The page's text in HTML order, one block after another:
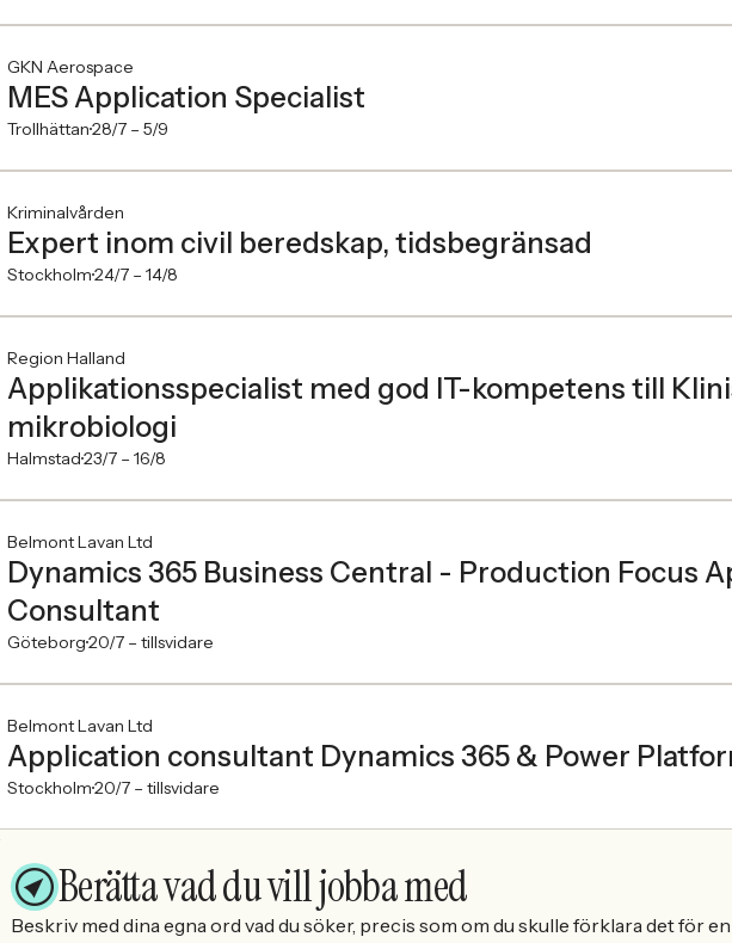
GKN Aerospace
MES Application Specialist
Trollhättan28/7 – 5/9
Kriminalvården
Expert inom civil beredskap, tidsbegränsad
Stockholm24/7 – 14/8
Region Halland
Applikationsspecialist med god IT-kompetens till
mikrobiologi
Halmstad23/7 – 16/8
Belmont Lavan Ltd
Dynamics 365 Business Central - Production Focus
Consultant
Göteborg20/7 – tillsvidare
Belmont Lavan Ltd
Application consultant Dynamics 365 & Power
Stockholm20/7 – tillsvidare
Berätta vad du vill jobba med
Beskriv med dina egna ord vad du söker, precis som om du skulle förklara det för